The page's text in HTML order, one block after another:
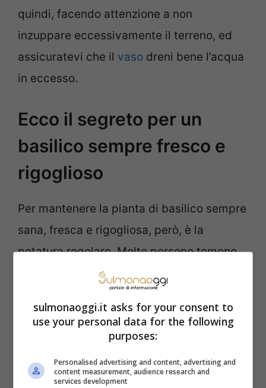
quindi, facendo attenzione a non
inzuppare eccessivamente il terreno, ed
assicuratevi che il vaso dreni bene l’acqua
in eccesso.
Ecco il segreto per un
basilico sempre fresco e
rigoglioso
Per mantenere la pianta di basilico sempre
sana, fresca e rigogliosa, però, è la
potatura regolare. Molte persone temono
di tagliare foglie e rametti e, per questo,
rischiano inconsapevolmente di
danneggiare la pianta. Anche nel caso del
basilico, la potatura stimola la pianta a
diventare più folta e a produrre più foglie.
Ma quando bisogna effettuare questa
sulmonaoggi.it asks for your consent to
use your personal data for the following
purposes:
Personalised advertising and content, advertising and
content measurement, audience research and
services development